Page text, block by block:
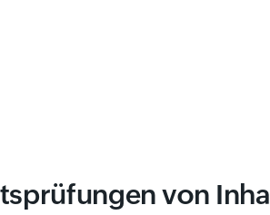
von